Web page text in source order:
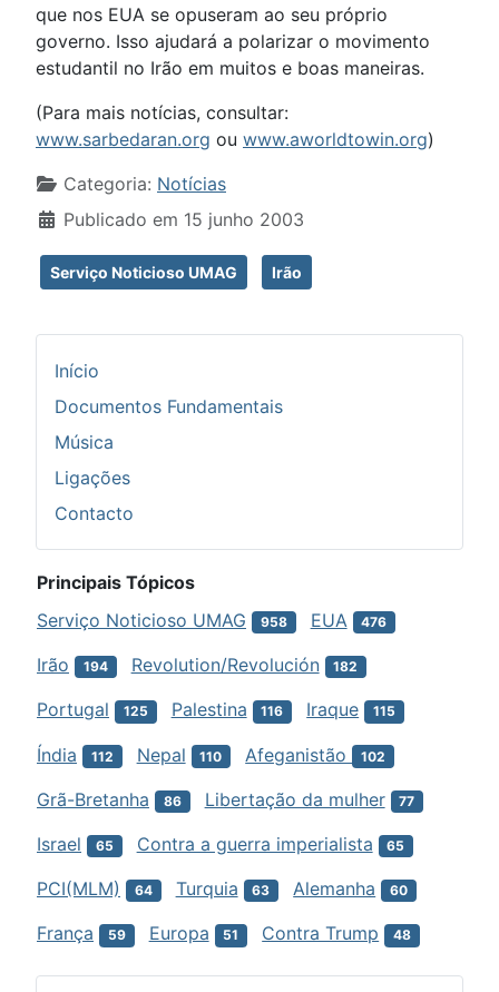
que nos EUA se opuseram ao seu próprio
governo. Isso ajudará a polarizar o movimento
estudantil no Irão em muitos e boas maneiras.
(Para mais notícias, consultar:
www.sarbedaran.org ou www.aworldtowin.org)
Detalhes
Categoria: Notícias
Publicado em 15 junho 2003
Serviço Noticioso UMAG Irão
Início
Documentos Fundamentais
Música
Ligações
Contacto
Principais Tópicos
Serviço Noticioso UMAG
958 EUA 476
Irão 194 Revolution/Revolución 182
Portugal 125 Palestina 116 Iraque 115
Índia 112 Nepal 110 Afeganistão 102
Grã-Bretanha 86 Libertação da mulher 77
Israel 65 Contra a guerra imperialista 65
PCI(MLM) 64 Turquia 63 Alemanha 60
França 59 Europa 51 Contra Trump 48